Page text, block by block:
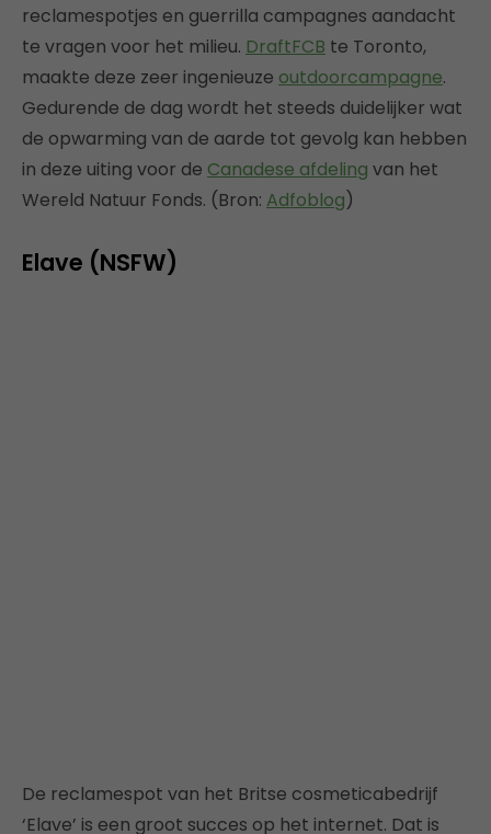
reclamespotjes en guerrilla campagnes aandacht
te vragen voor het milieu. DraftFCB te Toronto,
maakte deze zeer ingenieuze outdoorcampagne.
Gedurende de dag wordt het steeds duidelijker wat
de opwarming van de aarde tot gevolg kan hebben
in deze uiting voor de Canadese afdeling van het
Wereld Natuur Fonds. (Bron: Adfoblog)
Elave (NSFW)
De reclamespot van het Britse cosmeticabedrijf
‘Elave’ is een groot succes op het internet. Dat is